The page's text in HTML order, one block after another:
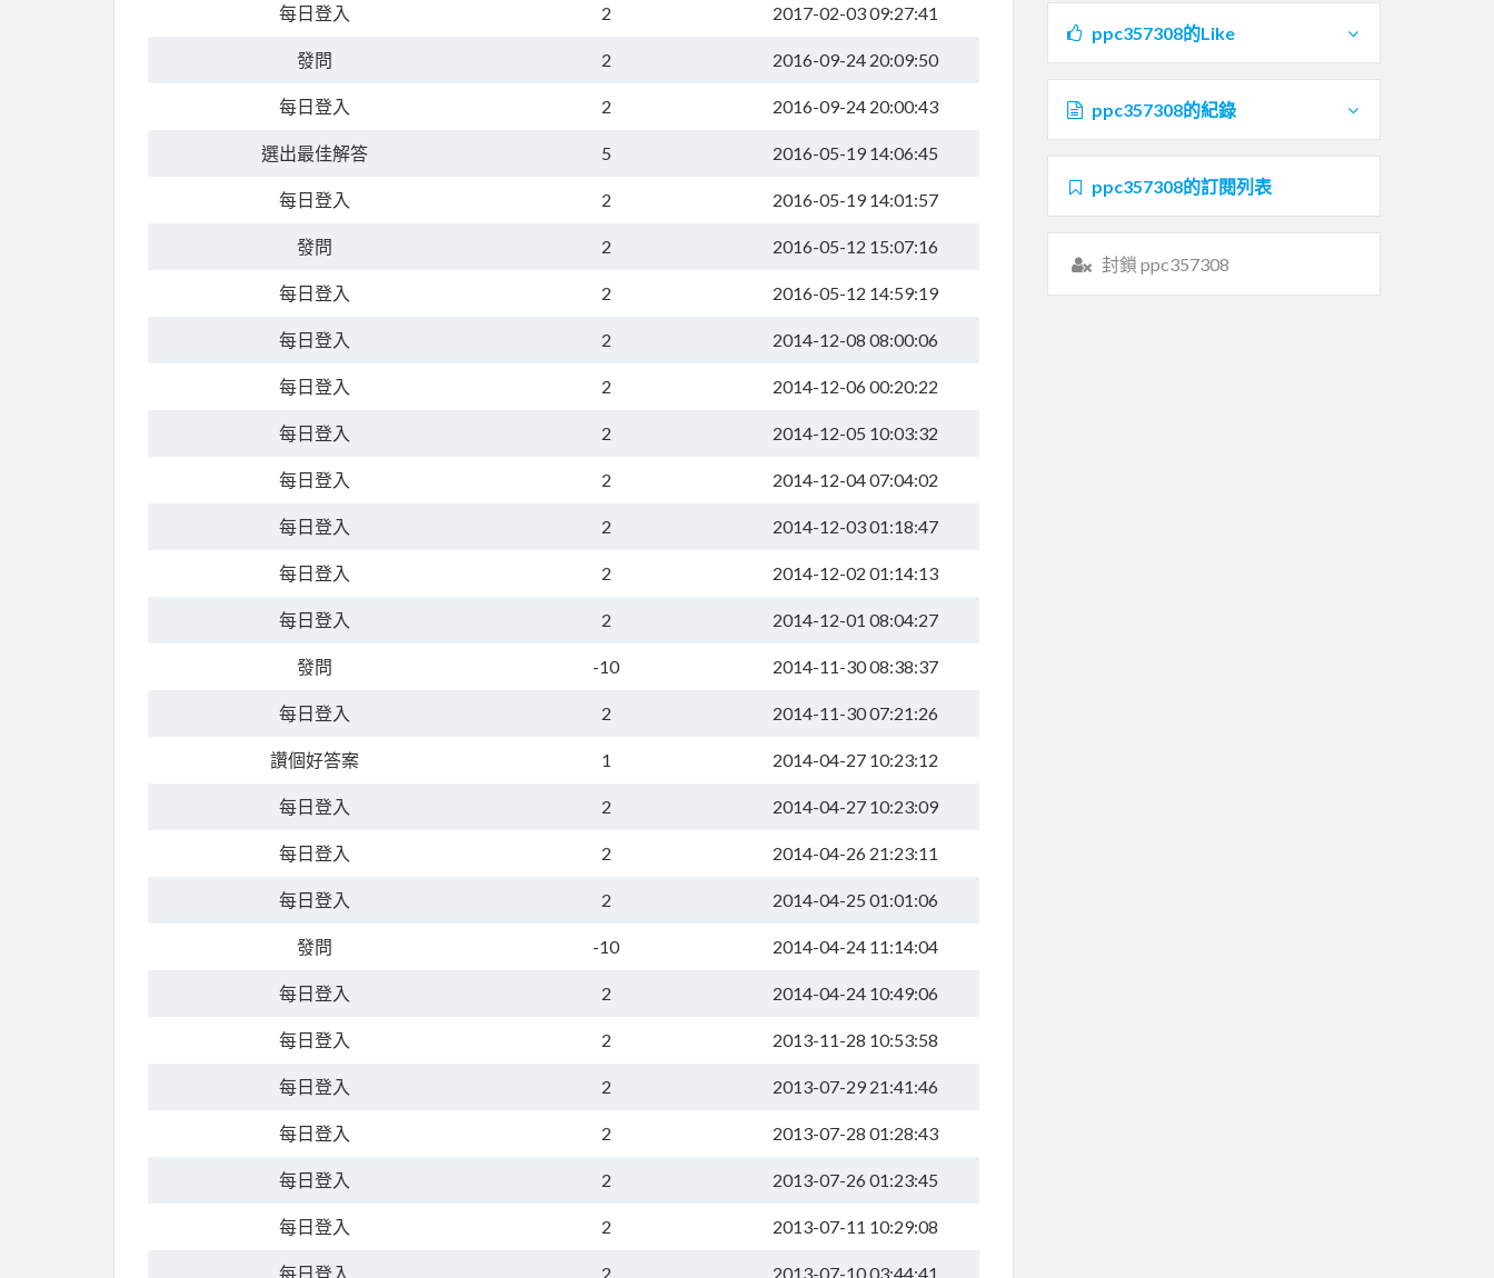
每日登入 2 2017-02-03 09:27:41
發問 2 2016-09-24 20:09:50
每日登入 2 2016-09-24 20:00:43
選出最佳解答 5 2016-05-19 14:06:45
每日登入 2 2016-05-19 14:01:57
發問 2 2016-05-12 15:07:16
每日登入 2 2016-05-12 14:59:19
每日登入 2 2014-12-08 08:00:06
每日登入 2 2014-12-06 00:20:22
每日登入 2 2014-12-05 10:03:32
每日登入 2 2014-12-04 07:04:02
每日登入 2 2014-12-03 01:18:47
每日登入 2 2014-12-02 01:14:13
每日登入 2 2014-12-01 08:04:27
發問 -10 2014-11-30 08:38:37
每日登入 2 2014-11-30 07:21:26
讚個好答案 1 2014-04-27 10:23:12
每日登入 2 2014-04-27 10:23:09
每日登入 2 2014-04-26 21:23:11
每日登入 2 2014-04-25 01:01:06
發問 -10 2014-04-24 11:14:04
每日登入 2 2014-04-24 10:49:06
每日登入 2 2013-11-28 10:53:58
每日登入 2 2013-07-29 21:41:46
每日登入 2 2013-07-28 01:28:43
每日登入 2 2013-07-26 01:23:45
每日登入 2 2013-07-11 10:29:08
每日登入 2 2013-07-10 03:44:41
ppc357308的Like
ppc357308的紀錄
ppc357308的訂閱列表
封鎖 ppc357308